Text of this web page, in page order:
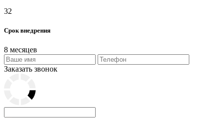
32
Срок внедрения
8 месяцев
Заказать звонок